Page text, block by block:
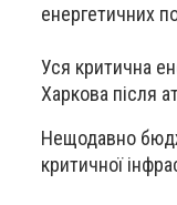
енергетичних
Уся критична
Харкова після
Нещодавно
критичної